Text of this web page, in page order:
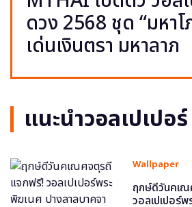
ดวง 2568 ชุด “มหา
เด่นเงินตรา มหาลาภ
แนะนำวอลเปเปอร์
Wallpaper
ฤกษ์ดีวันคเ
วอลเปเปอร์